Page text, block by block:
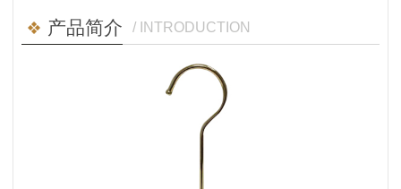
产品简介 / INTRODUCTION